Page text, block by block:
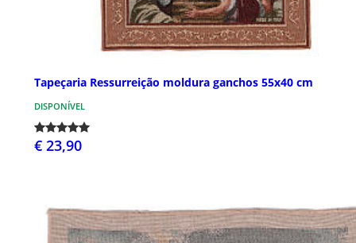
Tapeçaria Ressurreição moldura ganchos 55x40 cm
DISPONÍVEL
€ 23,90